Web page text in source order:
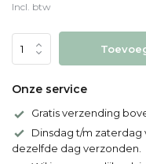
Incl. btw
Onze service
Gratis verzending
Dinsdag t/m zaterdag
dezelfde dag verzonden.